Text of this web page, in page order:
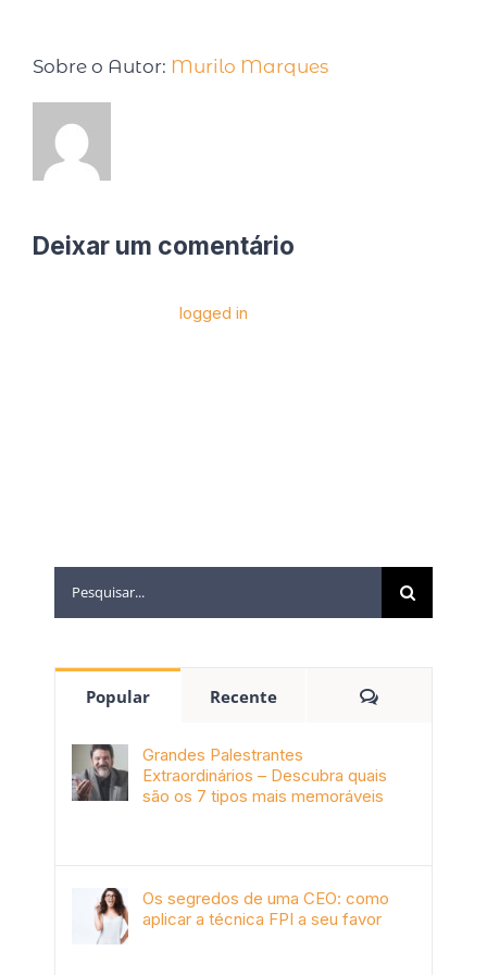
Sobre o Autor: Murilo Marques
Deixar um comentário
logged in
Popular Recente
Grandes Palestrantes
Extraordinários – Descubra quais
são os 7 tipos mais memoráveis
Os segredos de uma CEO: como
aplicar a técnica FPI a seu favor